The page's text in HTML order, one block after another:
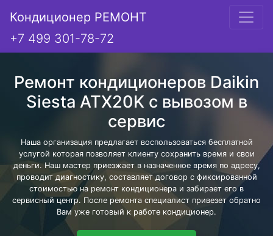
Кондиционер РЕМОНТ
+7 499 301-78-72
Ремонт кондиционеров Daikin
Siesta ATX20K с вывозом в
сервис
Наша организация предлагает воспользоваться бесплатной
услугой которая позволяет клиенту сохранить время и свои
деньги. Наш мастер приезжает в назначенное время по адресу,
проводит диагностику, составляет договор с фиксированной
стоимостью на ремонт кондиционера и забирает его в
сервисный центр. После ремонта специалист привезет обратно
Вам уже готовый к работе кондиционер.